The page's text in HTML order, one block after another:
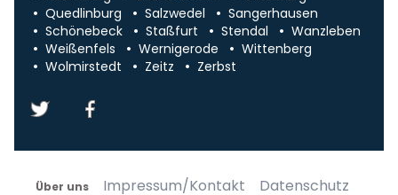
Quedlinburg
Salzwedel
Sangerhausen
Schönebeck
Staßfurt Stendal
Wanzleben
Weißenfels
Wernigerode
Wittenberg
Wolmirstedt
Zeitz Zerbst
Über uns Impressum/Kontakt Datenschutz